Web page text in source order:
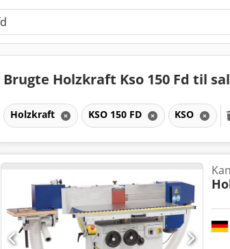
Brugte Holzkraft Kso 150 Fd til
Holzkraft KSO 150 FD KSO